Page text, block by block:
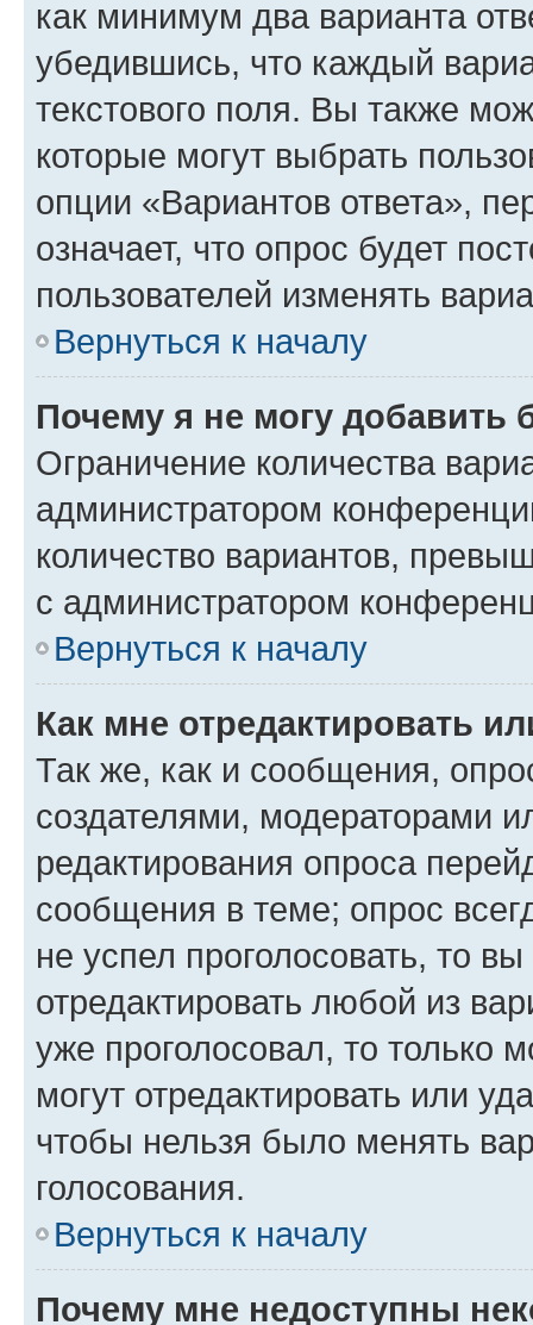
как минимум два варианта
убедившись, что каждый
текстового поля. Вы также
которые могут выбрать
опции «Вариантов ответа»,
означает, что опрос будет
пользователей изменять
Вернуться к началу
Почему я не могу добавить
Ограничение количества
администратором
количество вариантов,
с администратором
Вернуться к началу
Как мне отредактировать
Так же, как и сообщения,
создателями, модераторами
редактирования опроса
сообщения в теме; опрос
не успел проголосовать, то
отредактировать любой из
уже проголосовал, то только
могут отредактировать или
чтобы нельзя было менять
голосования.
Вернуться к началу
Почему мне недоступны